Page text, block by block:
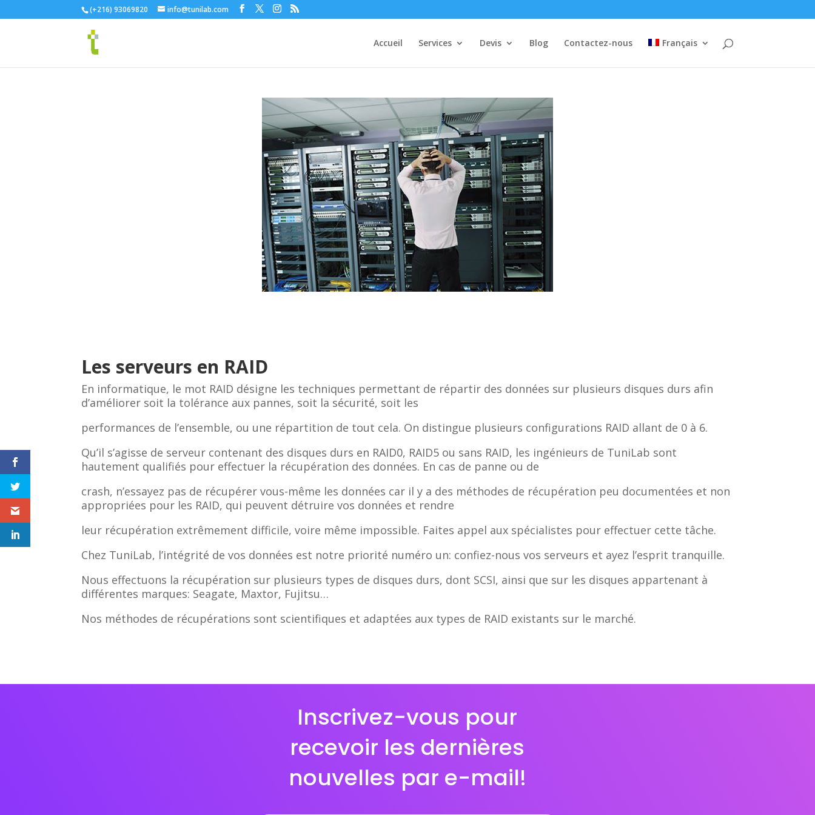
(+216) 93069820 info@tunilab.com
Accueil Services Devis Blog Contactez-nous Français
Les serveurs en RAID
En informatique, le mot RAID désigne les techniques permettant de répartir des données sur plusieurs disques durs afin
d’améliorer soit la tolérance aux pannes, soit la sécurité, soit les
performances de l’ensemble, ou une répartition de tout cela. On distingue plusieurs configurations RAID allant de 0 à 6.
Qu’il s’agisse de serveur contenant des disques durs en RAID0, RAID5 ou sans RAID, les ingénieurs de TuniLab sont
hautement qualifiés pour effectuer la récupération des données. En cas de panne ou de
crash, n’essayez pas de récupérer vous-même les données car il y a des méthodes de récupération peu documentées et non
appropriées pour les RAID, qui peuvent détruire vos données et rendre
leur récupération extrêmement difficile, voire même impossible. Faites appel aux spécialistes pour effectuer cette tâche.
Chez TuniLab, l’intégrité de vos données est notre priorité numéro un: confiez-nous vos serveurs et ayez l’esprit tranquille.
Nous effectuons la récupération sur plusieurs types de disques durs, dont SCSI, ainsi que sur les disques appartenant à
différentes marques: Seagate, Maxtor, Fujitsu…
Nos méthodes de récupérations sont scientifiques et adaptées aux types de RAID existants sur le marché.
Inscrivez-vous pour
recevoir les dernières
nouvelles par e-mail!